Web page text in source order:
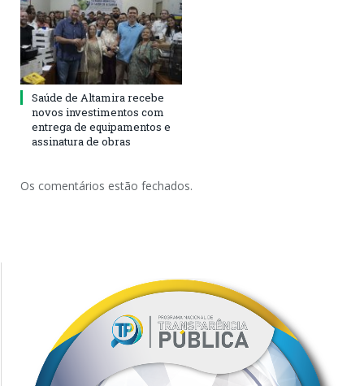
Saúde de Altamira recebe
novos investimentos com
entrega de equipamentos e
assinatura de obras
Os comentários estão fechados.